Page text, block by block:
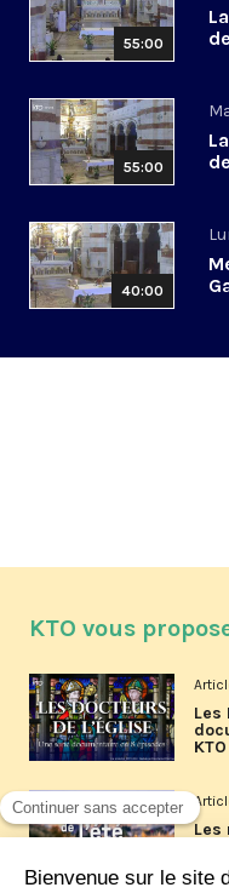
55:00
55:00
40:00
KTO vous
Les
KTO
Les